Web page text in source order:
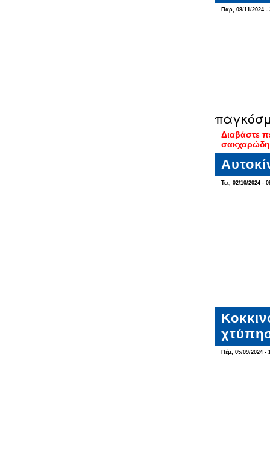
Παρ, 08/11/2024 -
Διαβάστε
σακχαρώδη
Τετ, 02/10/2024 -
Πέμ, 05/09/2024 -